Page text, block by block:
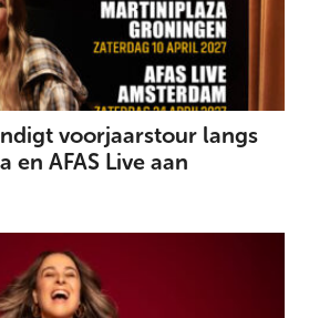
voorjaarstour langs
en AFAS Live aan